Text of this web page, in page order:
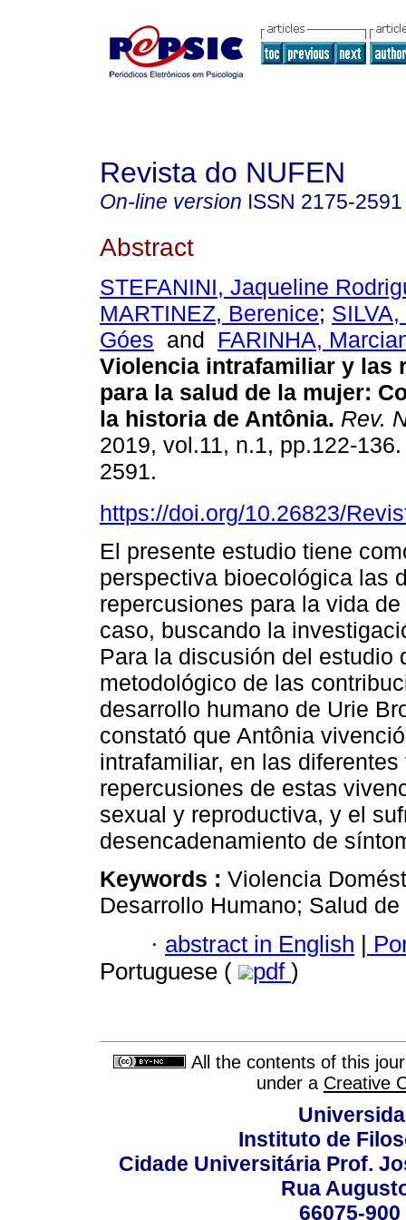
Revista do NUFEN
On-line version ISSN 2175-2591
Abstract
STEFANINI, Jaqueline
MARTINEZ, Berenice;
Góes and FARINHA,
Violencia intrafamiliar y las
para la salud de la mujer:
la historia de Antônia. Rev.
2019, vol.11, n.1, pp.122-
2591.
https://doi.org/10.26823/
El presente estudio tiene
perspectiva bioecológica las
repercusiones para la vida
caso, buscando la
Para la discusión del estudio
metodológico de las
desarrollo humano de Urie
constató que Antônia
intrafamiliar, en las
repercusiones de estas
sexual y reproductiva, y el
desencadenamiento de
Keywords : Violencia
Desarrollo Humano; Salud
· abstract in English |
Portuguese (
pdf )
All the contents of this
under a Creative
Instituto de
Cidade Universitária Prof.
Rua
66075-